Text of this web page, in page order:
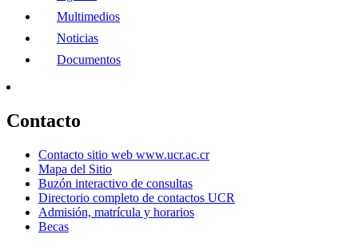
Multimedios
Noticias
Documentos
Contacto
Contacto sitio web www.ucr.ac.cr
Mapa del Sitio
Buzón interactivo de consultas
Directorio completo de contactos UCR
Admisión, matrícula y horarios
Becas